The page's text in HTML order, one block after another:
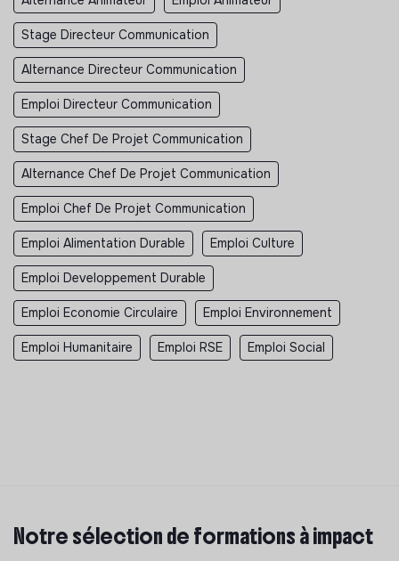
Stage Directeur Communication
Alternance Directeur Communication
Emploi Directeur Communication
Stage Chef De Projet Communication
Alternance Chef De Projet Communication
Emploi Chef De Projet Communication
Emploi Alimentation Durable Emploi Culture
Emploi Developpement Durable
Emploi Economie Circulaire Emploi Environnement
Emploi Humanitaire Emploi RSE Emploi Social
Notre sélection de formations à impact